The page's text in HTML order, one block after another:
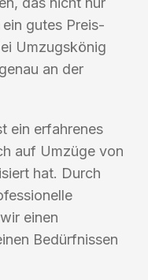
gutes Preis-
Umzugskönig
an der
ein erfahrenes
auf Umzüge von
hat. Durch
einen
Bedürfnissen